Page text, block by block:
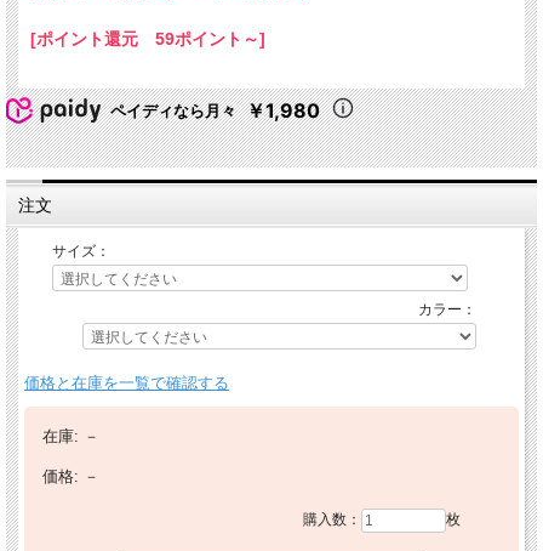
[ポイント還元 59ポイント～]
ペイディなら月々 ￥1,980
注文
サイズ：
カラー：
価格と在庫を一覧で確認する
在庫: －
価格: －
購入数： 枚